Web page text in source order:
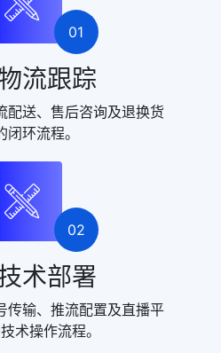
01
流跟踪
配送、售后咨询及退换货
闭环流程。
02
术部署
传输、推流配置及直播平
术操作流程。